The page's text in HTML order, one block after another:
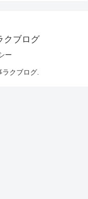
クブログ
ー
クブログ.